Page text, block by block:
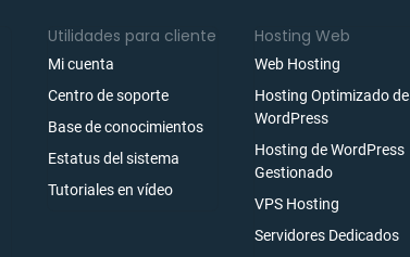
Utilidades para cliente
Mi cuenta
Centro de soporte
Base de conocimientos
Estatus del sistema
Tutoriales en vídeo
Hosting Web
Web Hosting
Hosting Optimizado de
WordPress
Hosting de WordPress
Gestionado
VPS Hosting
Servidores Dedicados